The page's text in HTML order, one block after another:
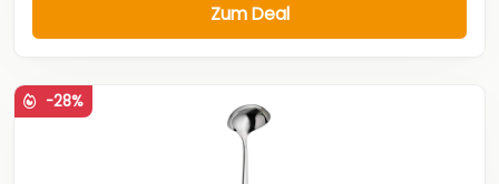
Zum Deal
-28%